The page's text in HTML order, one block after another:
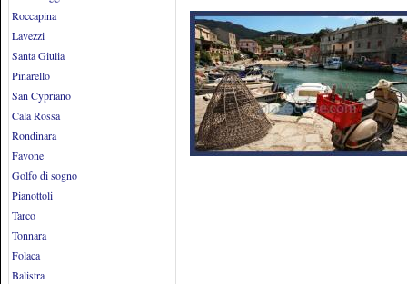
Roccapina
Lavezzi
Santa Giulia
Pinarello
San Cypriano
Cala Rossa
Rondinara
Favone
Golfo di sogno
Pianottoli
Tarco
Tonnara
Folaca
Balistra